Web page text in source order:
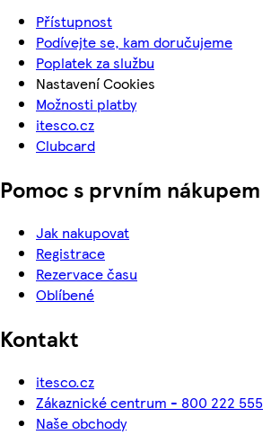
Přístupnost
Podívejte se, kam doručujeme
Poplatek za službu
Nastavení Cookies
Možnosti platby
itesco.cz
Clubcard
Pomoc s prvním nákupem
Jak nakupovat
Registrace
Rezervace času
Oblíbené
Kontakt
itesco.cz
Zákaznické centrum - 800 222 555
Naše obchody